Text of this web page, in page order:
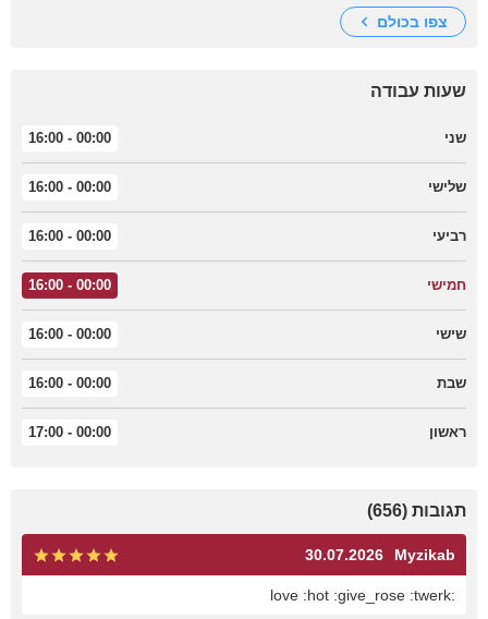
צפו בכולם
שעות עבודה
שני 00:00 - 16:00
שלישי 00:00 - 16:00
רביעי 00:00 - 16:00
חמישי 00:00 - 16:00
שישי 00:00 - 16:00
שבת 00:00 - 16:00
ראשון 00:00 - 17:00
תגובות (656)
Myzikab
30.07.2026
:love :hot :give_rose :twerk